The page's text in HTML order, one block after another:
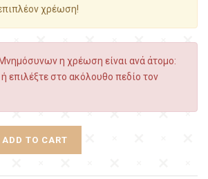
χρέωση!
η χρέωση είναι ανά άτομο:
επιλέξτε στο ακόλουθο πεδίο τον
ADD TO CART